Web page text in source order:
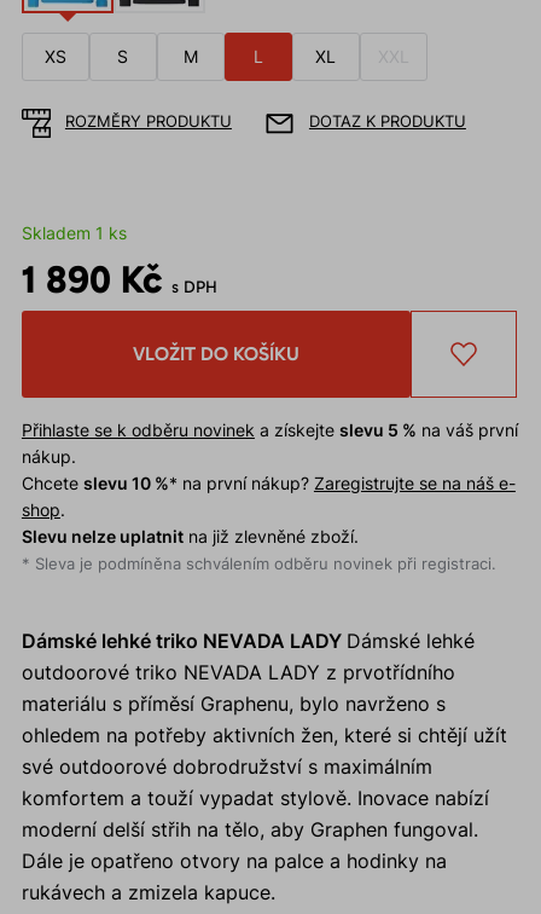
XS S M L XL XXL
ROZMĚRY PRODUKTU DOTAZ K PRODUKTU
Skladem 1 ks
1 890 Kč s DPH
VLOŽIT DO KOŠÍKU
Přihlaste se k odběru novinek a získejte slevu 5 % na váš první
nákup.
Chcete slevu 10 %* na první nákup? Zaregistrujte se na náš e-
shop.
Slevu nelze uplatnitna již zlevněné zboží.
* Sleva je podmíněna schválením odběru novinek při registraci.
Dámské lehké triko NEVADA LADY Dámské lehké
outdoorové triko NEVADA LADY z prvotřídního
materiálu s příměsí Graphenu, bylo navrženo s
ohledem na potřeby aktivních žen, které si chtějí užít
své outdoorové dobrodružství s maximálním
komfortem a touží vypadat stylově. Inovace nabízí
moderní delší střih na tělo, aby Graphen fungoval.
Dále je opatřeno otvory na palce a hodinky na
rukávech a zmizela kapuce.